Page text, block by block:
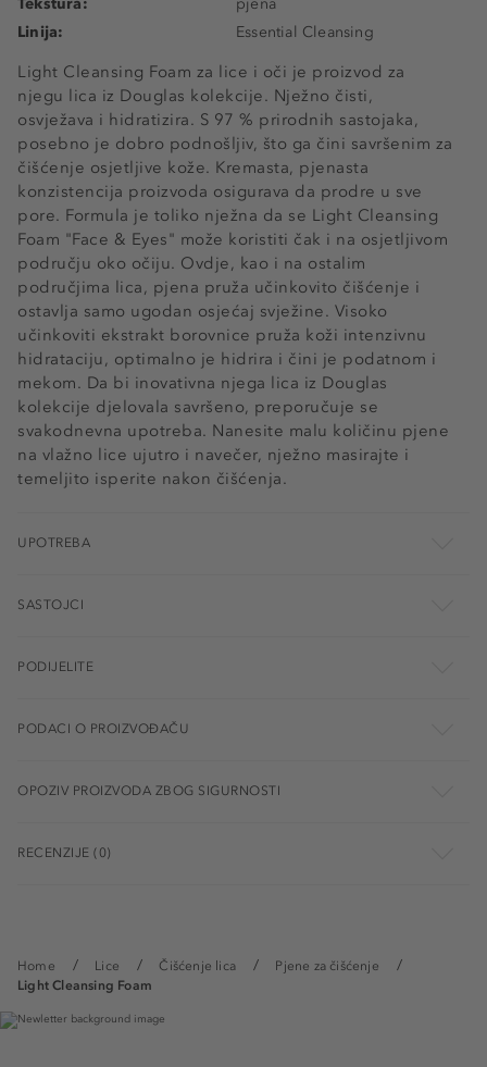
Home Lice Čišćenje lica
Pjene za čišćenje
Light Cleansing Foam
Light Cleansing Foam za lice i oči je proizvod za
njegu lica iz Douglas kolekcije. Nježno čisti,
osvježava i hidratizira. S 97 % prirodnih sastojaka,
posebno je dobro podnošljiv, što ga čini savršenim za
čišćenje osjetljive kože. Kremasta, pjenasta
konzistencija proizvoda osigurava da prodre u sve
pore. Formula je toliko nježna da se Light Cleansing
Foam "Face & Eyes" može koristiti čak i na osjetljivom
području oko očiju. Ovdje, kao i na ostalim
područjima lica, pjena pruža učinkovito čišćenje i
ostavlja samo ugodan osjećaj svježine. Visoko
učinkoviti ekstrakt borovnice pruža koži intenzivnu
hidrataciju, optimalno je hidrira i čini je podatnom i
mekom. Da bi inovativna njega lica iz Douglas
kolekcije djelovala savršeno, preporučuje se
svakodnevna upotreba. Nanesite malu količinu pjene
na vlažno lice ujutro i navečer, nježno masirajte i
temeljito isperite nakon čišćenja.
Tekstura:
pjena
Linija:
Essential Cleansing
UPOTREBA
SASTOJCI
PODIJELITE
PODACI O PROIZVOĐAČU
OPOZIV PROIZVODA ZBOG SIGURNOSTI
RECENZIJE (0)